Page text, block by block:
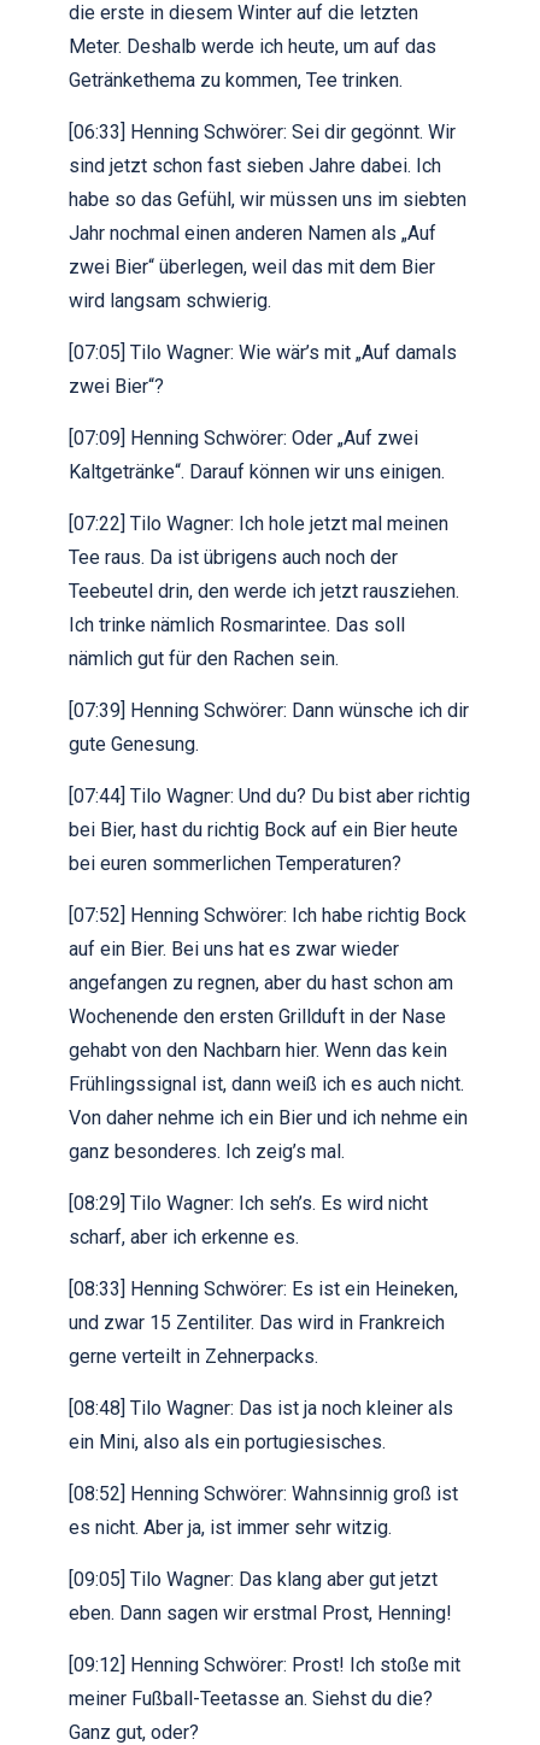
die erste in diesem Winter auf die letzten
Meter. Deshalb werde ich heute, um auf das
Getränkethema zu kommen, Tee trinken.
[06:33] Henning Schwörer: Sei dir gegönnt. Wir
sind jetzt schon fast sieben Jahre dabei. Ich
habe so das Gefühl, wir müssen uns im siebten
Jahr nochmal einen anderen Namen als „Auf
zwei Bier“ überlegen, weil das mit dem Bier
wird langsam schwierig.
[07:05] Tilo Wagner: Wie wär’s mit „Auf damals
zwei Bier“?
[07:09] Henning Schwörer: Oder „Auf zwei
Kaltgetränke“. Darauf können wir uns einigen.
[07:22] Tilo Wagner: Ich hole jetzt mal meinen
Tee raus. Da ist übrigens auch noch der
Teebeutel drin, den werde ich jetzt rausziehen.
Ich trinke nämlich Rosmarintee. Das soll
nämlich gut für den Rachen sein.
[07:39] Henning Schwörer: Dann wünsche ich dir
gute Genesung.
[07:44] Tilo Wagner: Und du? Du bist aber richtig
bei Bier, hast du richtig Bock auf ein Bier heute
bei euren sommerlichen Temperaturen?
[07:52] Henning Schwörer: Ich habe richtig Bock
auf ein Bier. Bei uns hat es zwar wieder
angefangen zu regnen, aber du hast schon am
Wochenende den ersten Grillduft in der Nase
gehabt von den Nachbarn hier. Wenn das kein
Frühlingssignal ist, dann weiß ich es auch nicht.
Von daher nehme ich ein Bier und ich nehme ein
ganz besonderes. Ich zeig’s mal.
[08:29] Tilo Wagner: Ich seh’s. Es wird nicht
scharf, aber ich erkenne es.
[08:33] Henning Schwörer: Es ist ein Heineken,
und zwar 15 Zentiliter. Das wird in Frankreich
gerne verteilt in Zehnerpacks.
[08:48] Tilo Wagner: Das ist ja noch kleiner als
ein Mini, also als ein portugiesisches.
[08:52] Henning Schwörer: Wahnsinnig groß ist
es nicht. Aber ja, ist immer sehr witzig.
[09:05] Tilo Wagner: Das klang aber gut jetzt
eben. Dann sagen wir erstmal Prost, Henning!
[09:12] Henning Schwörer: Prost! Ich stoße mit
meiner Fußball-Teetasse an. Siehst du die?
Ganz gut, oder?